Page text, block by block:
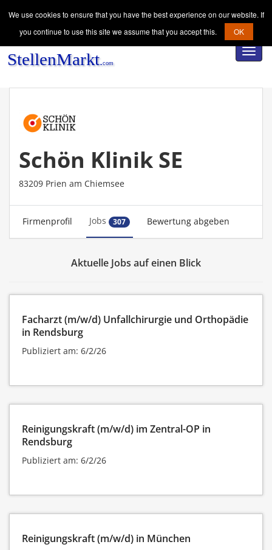
Schön Klinik SE
83209 Prien am Chiemsee
Firmenprofil Jobs 307 Bewertung abgeben
Aktuelle Jobs auf einen Blick
Facharzt (m/w/d) Unfallchirurgie und Orthopädie
in Rendsburg
Publiziert am: 6/2/26
Reinigungskraft (m/w/d) im Zentral-OP in
Rendsburg
Publiziert am: 6/2/26
Reinigungskraft (m/w/d) in München
We use cookies to ensure that you have the best experience on our website. If
you continue to use this site we assume that you accept this.
OK